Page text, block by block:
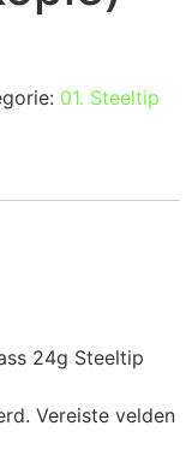
01. Steeltip
24g Steeltip
Vereiste velden